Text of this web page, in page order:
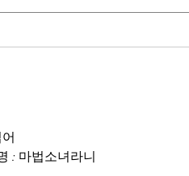
: 마법소녀라니